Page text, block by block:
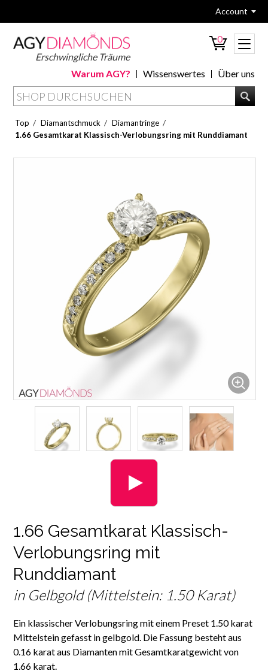
Account
Erschwingliche Träume
0
Über uns
Wissenswertes
Warum AGY?
Top / Diamantschmuck / Diamantringe /
1.66 Gesamtkarat Klassisch-Verlobungsring mit Runddiamant
1.66 Gesamtkarat Klassisch-
Verlobungsring mit
Runddiamant
in Gelbgold (Mittelstein: 1.50 Karat)
Ein klassischer Verlobungsring mit einem Preset 1.50 karat
Mittelstein gefasst in gelbgold. Die Fassung besteht aus
0.16 karat aus Diamanten mit Gesamtkaratgewicht von
1.66 karat.